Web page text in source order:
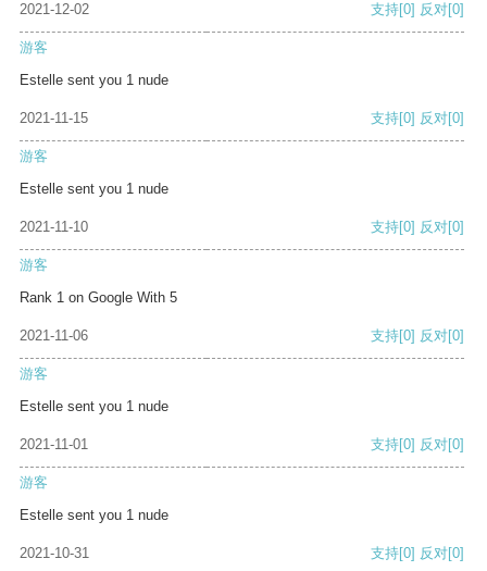
2021-12-02 支持[0] 反对[0]
游客
Estelle sent you 1 nude
2021-11-15 支持[0] 反对[0]
游客
Estelle sent you 1 nude
2021-11-10 支持[0] 反对[0]
游客
Rank 1 on Google With 5
2021-11-06 支持[0] 反对[0]
游客
Estelle sent you 1 nude
2021-11-01 支持[0] 反对[0]
游客
Estelle sent you 1 nude
2021-10-31 支持[0] 反对[0]